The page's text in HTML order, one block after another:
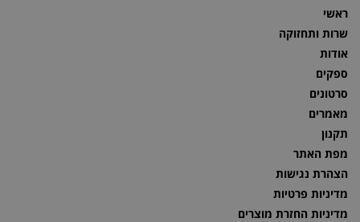
ראשי
שרות ותחזוקה
אודות
ספקים
סרטונים
מאמרים
תקנון
מפת האתר
הצהרת נגישות
מדיניות פרטיות
מדיניות החזרת מוצרים